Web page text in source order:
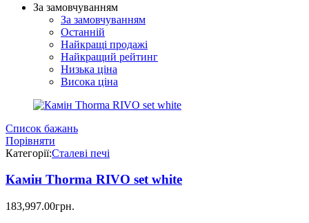
За замовчуванням
За замовчуванням
Останній
Найкращі продажі
Найкращий рейтинг
Низька ціна
Висока ціна
Список бажань
Порівняти
Категорії:Сталеві печі
Камін Thorma RIVO set white
183,997.00грн.